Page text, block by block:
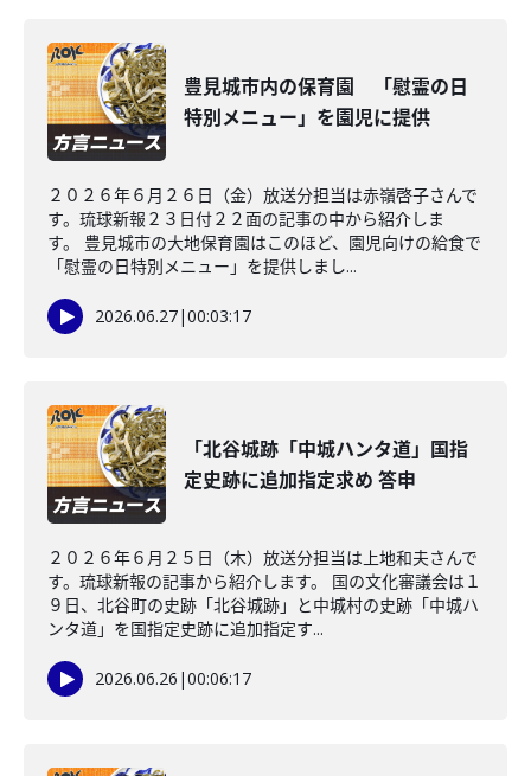
豊見城市内の保育園 「慰霊の日
特別メニュー」を園児に提供
２０２６年６月２６日（金）放送分担当は赤嶺啓子さんで
す。琉球新報２３日付２２面の記事の中から紹介しま
す。 豊見城市の大地保育園はこのほど、園児向けの給食で
「慰霊の日特別メニュー」を提供しまし...
2026.06.27|00:03:17
「北谷城跡「中城ハンタ道」国指
定史跡に追加指定求め 答申
２０２６年６月２５日（木）放送分担当は上地和夫さんで
す。琉球新報の記事から紹介します。 国の文化審議会は１
９日、北谷町の史跡「北谷城跡」と中城村の史跡「中城ハ
ンタ道」を国指定史跡に追加指定す...
2026.06.26 |00:06:17